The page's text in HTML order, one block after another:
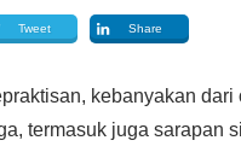
Tweet Share
kebanyakan
termasuk juga sarapan